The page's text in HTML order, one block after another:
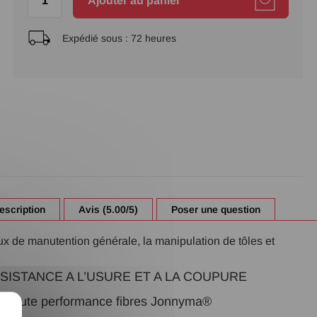
Expédié sous : 72 heures
de manutention générale, la manipulation de tôles et
A L’USURE ET A LA COUPURE
haute performance fibres Jonnyma®
Avis (5.00/5) Poser une question